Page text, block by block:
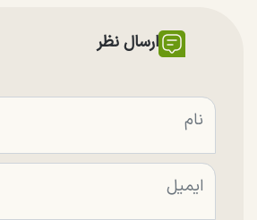
ارسال نظر